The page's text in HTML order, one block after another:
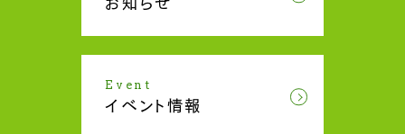
Event
イベント情報